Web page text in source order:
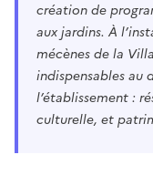
création de
aux jardins. À
mécènes de la
indispensables au
l’établissement :
culturelle, et